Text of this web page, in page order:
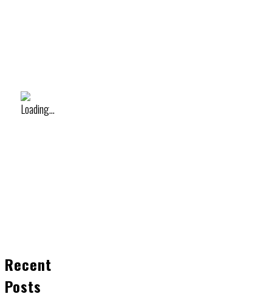
Recent
Posts